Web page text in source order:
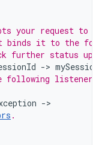
your request to
binds it to the
further status
->
following listener
-
.